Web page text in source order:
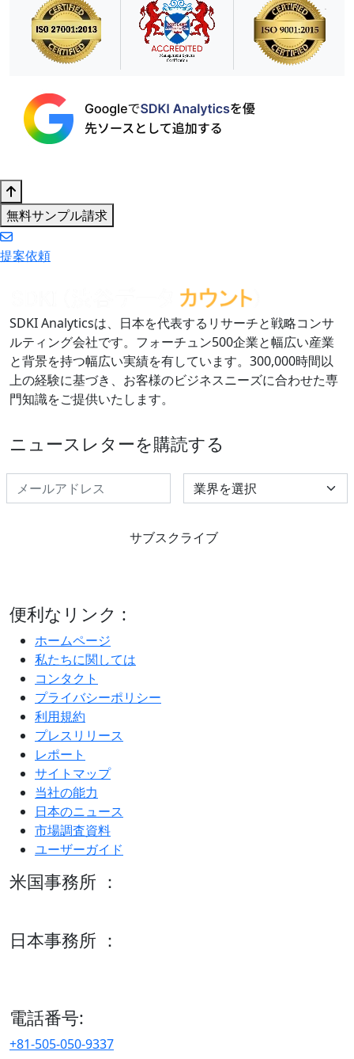
無料サンプル請求
提案依頼
SDKI Analyticsは、日本を代表するリサーチと戦略コンサ
ルティング会社です。フォーチュン500企業と幅広い産業
と背景を持つ幅広い実績を有しています。300,000時間以
上の経験に基づき、お客様のビジネスニーズに合わせた専
門知識をご提供いたします。
ニュースレターを購読する
Select Industry
サブスクライブ
便利なリンク :
ホームページ
私たちに関しては
コンタクト
プライバシーポリシー
利用規約
プレスリリース
レポート
サイトマップ
当社の能力
日本のニュース
市場調査資料
ユーザーガイド
米国事務所 ：
日本事務所 ：
電話番号:
+81-505-050-9337